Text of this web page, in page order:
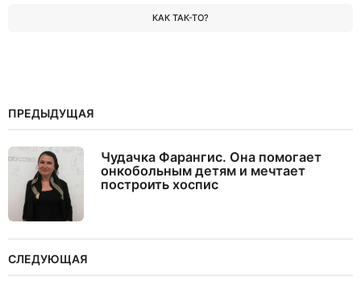
КАК ТАК-ТО?
ПРЕДЫДУЩАЯ
Чудачка Фарангис. Она помогает
онкобольным детям и мечтает
построить хоспис
СЛЕДУЮЩАЯ